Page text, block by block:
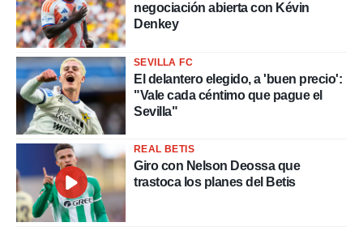
negociación abierta con Kévin
Denkey
SEVILLA FC
El delantero elegido, a 'buen precio':
"Vale cada céntimo que pague el
Sevilla"
REAL BETIS
Giro con Nelson Deossa que
trastoca los planes del Betis